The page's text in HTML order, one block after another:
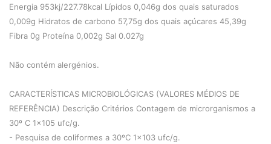
Energia 953kj/227.78kcal Lípidos 0,046g dos quais saturados
0,009g Hidratos de carbono 57,75g dos quais açúcares 45,39g
Fibra 0g Proteína 0,002g Sal 0.027g
Não contém alergénios.
CARACTERÍSTICAS MICROBIOLÓGICAS (VALORES MÉDIOS DE
REFERÊNCIA) Descrição Critérios Contagem de microrganismos a
30º C 1x105 ufc/g.
- Pesquisa de coliformes a 30ºC 1x103 ufc/g.